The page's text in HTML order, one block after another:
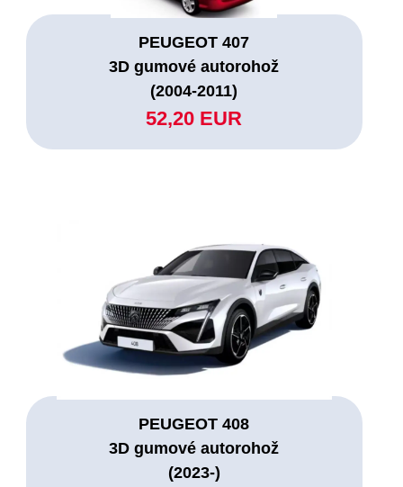
PEUGEOT 407
3D gumové autorohož
(2004-2011)
52,20 EUR
PEUGEOT 408
3D gumové autorohož
(2023-)